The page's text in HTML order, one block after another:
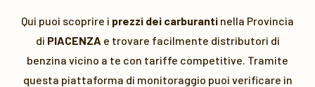
Qui puoi scoprire i prezzi dei carburanti nella Provincia
di PIACENZA e trovare facilmente distributori di
benzina vicino a te con tariffe competitive. Tramite
questa piattaforma di monitoraggio puoi verificare in